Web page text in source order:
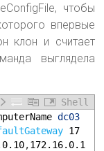
чтобы
впервые
клон и считает
выглядела
Shell
dc03
17
,172.16.0.1